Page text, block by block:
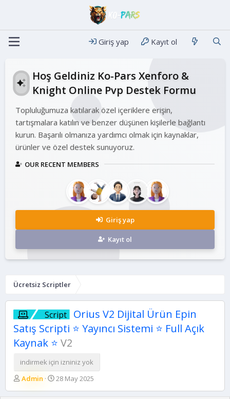
Giriş yap Kayıt ol
Hoş Geldiniz Ko-Pars Xenforo &
Knight Online Pvp Destek Formu
Topluluğumuza katılarak özel içeriklere erişin,
tartışmalara katılın ve benzer düşünen kişilerle bağlantı
kurun. Başarılı olmanıza yardımcı olmak için kaynaklar,
ürünler ve özel destek sunuyoruz.
OUR RECENT MEMBERS
Giriş yap
Kayıt ol
Ücretsiz Scriptler
Script
Orius V2 Dijital Ürün Epin
Satış Scripti ⭐ Yayıncı Sistemi ⭐ Full Açık
Kaynak ⭐ V2
indirmek için izniniz yok
K
Admin
B
28 May 2025